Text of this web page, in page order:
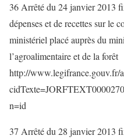
36 Arrêté du 24 janvier 2013
dépenses et de recettes sur le
ministériel placé auprès du
l’agroalimentaire et de la forêt
http://www.legifrance.gouv.fr/
n=id
37 Arrêté du 28 janvier 2013